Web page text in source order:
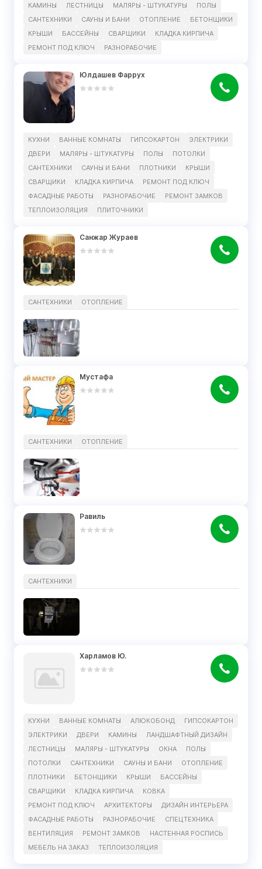
КАМИНЫ ЛЕСТНИЦЫ МАЛЯРЫ - ШТУКАТУРЫ
ПОЛЫ
САНТЕХНИКИ
САУНЫ И БАНИ ОТОПЛЕНИЕ
БЕТОНЩИКИ
КРЫШИ
БАССЕЙНЫ СВАРЩИКИ
КЛАДКА КИРПИЧА
РЕМОНТ ПОД КЛЮЧ
РАЗНОРАБОЧИЕ
Юлдашев Фаррух
КУХНИ ВАННЫЕ КОМНАТЫ ГИПСОКАРТОН
ЭЛЕКТРИКИ
ДВЕРИ
МАЛЯРЫ - ШТУКАТУРЫ ПОЛЫ
ПОТОЛКИ
САНТЕХНИКИ
САУНЫ И БАНИ ПЛОТНИКИ
КРЫШИ
СВАРЩИКИ
КЛАДКА КИРПИЧА
РЕМОНТ ПОД КЛЮЧ
ФАСАДНЫЕ РАБОТЫ
РАЗНОРАБОЧИЕ
РЕМОНТ ЗАМКОВ
ТЕПЛОИЗОЛЯЦИЯ
ПЛИТОЧНИКИ
Санжар Жураев
САНТЕХНИКИ ОТОПЛЕНИЕ
Мустафа
САНТЕХНИКИ ОТОПЛЕНИЕ
Равиль
САНТЕХНИКИ
Харламов Ю.
КУХНИ ВАННЫЕ КОМНАТЫ АЛЮКОБОНД
ГИПСОКАРТОН
ЭЛЕКТРИКИ
ДВЕРИ КАМИНЫ
ЛАНДШАФТНЫЙ ДИЗАЙН
ЛЕСТНИЦЫ
МАЛЯРЫ - ШТУКАТУРЫ ОКНА
ПОЛЫ
ПОТОЛКИ
САНТЕХНИКИ САУНЫ И БАНИ
ОТОПЛЕНИЕ
ПЛОТНИКИ
БЕТОНЩИКИ КРЫШИ
БАССЕЙНЫ
СВАРЩИКИ
КЛАДКА КИРПИЧА
КОВКА
РЕМОНТ ПОД КЛЮЧ
АРХИТЕКТОРЫ
ДИЗАЙН ИНТЕРЬЕРА
ФАСАДНЫЕ РАБОТЫ
РАЗНОРАБОЧИЕ
СПЕЦТЕХНИКА
ВЕНТИЛЯЦИЯ
РЕМОНТ ЗАМКОВ
НАСТЕННАЯ РОСПИСЬ
МЕБЕЛЬ НА ЗАКАЗ
ТЕПЛОИЗОЛЯЦИЯ